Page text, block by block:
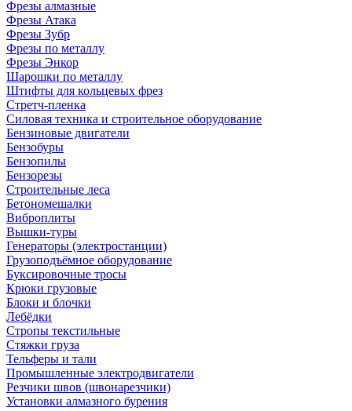
Фрезы алмазные
Фрезы Атака
Фрезы Зубр
Фрезы по металлу
Фрезы Энкор
Шарошки по металлу
Штифты для кольцевых фрез
Стретч-пленка
Силовая техника и строительное оборудование
Бензиновые двигатели
Бензобуры
Бензопилы
Бензорезы
Строительные леса
Бетономешалки
Виброплиты
Вышки-туры
Генераторы (электростанции)
Грузоподъёмное оборудование
Буксировочные тросы
Крюки грузовые
Блоки и блочки
Лебёдки
Стропы текстильные
Стяжки груза
Тельферы и тали
Промышленные электродвигатели
Резчики швов (швонарезчики)
Установки алмазного бурения